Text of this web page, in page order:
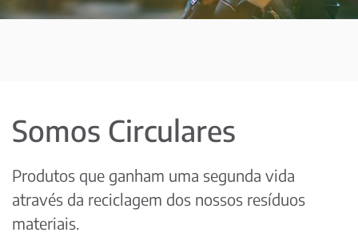
Somos Circulares
Produtos que ganham uma segunda vida
através da reciclagem dos nossos resíduos
materiais.